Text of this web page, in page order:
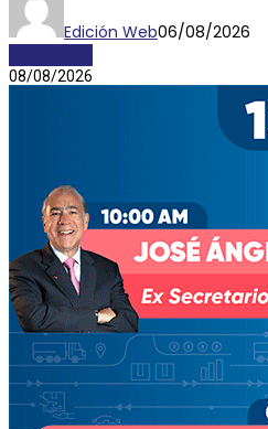
Edición Web06/08/2026
08/08/2026